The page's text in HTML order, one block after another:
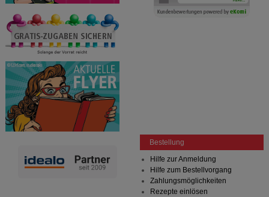
Bestellung
Hilfe zur Anmeldung
Hilfe zum Bestellvorgang
Zahlungsmöglichkeiten
Rezepte einlösen